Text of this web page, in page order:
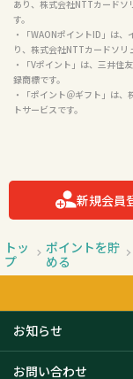
あり、株式会社NTTカードソ
す。
・「WAONポイントID」は
り、株式会社NTTカードソリ
・「Vポイント」は、三井住
録商標です。
・「ポイント＠ギフト」は
トサービスです。
新規会員
トッ
プ
ポイントを貯
める
お知らせ
お問い合わせ